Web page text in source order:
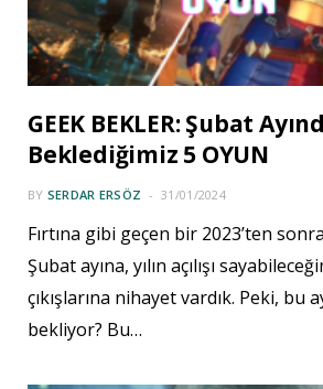
GEEK BEKLER: Şubat
Beklediğimiz 5 OYUN
BY SERDAR ERSÖZ 31/01/2024
Fırtına gibi geçen bir 2023’ten sonra
Şubat ayına, yılın açılışı
çıkışlarına nihayet vardık. Peki, bu
bekliyor? Bu…